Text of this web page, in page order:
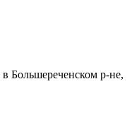
Большереченском р-не,